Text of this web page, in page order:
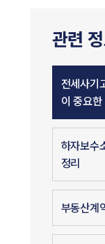
관련
전세사기
이 중요한
하자보수
정리
부동산계